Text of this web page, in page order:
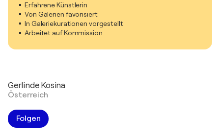
Erfahrene Künstlerin
Von Galerien favorisiert
In Galeriekurationen vorgestellt
Arbeitet auf Kommission
Gerlinde Kosina
Österreich
Folgen